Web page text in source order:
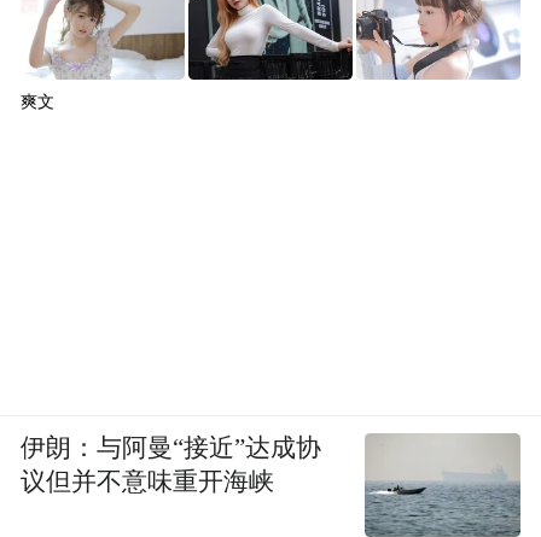
爽文
伊朗：与阿曼“接近”达成协
议但并不意味重开海峡